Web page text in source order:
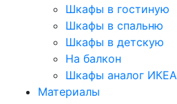
Шкафы в гостиную
Шкафы в спальню
Шкафы в детскую
На балкон
Шкафы аналог ИКЕА
Материалы